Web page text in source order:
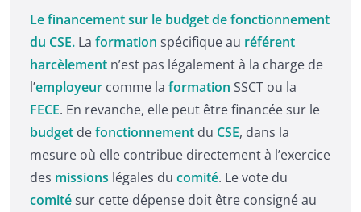
Le financement sur le budget de fonctionnement
du CSE. La formation spécifique au référent
harcèlement n’est pas légalement à la charge de
l’employeur comme la formation SSCT ou la
FECE. En revanche, elle peut être financée sur le
budget defonctionnement du CSE, dans la
mesure où elle contribue directement à l’exercice
des missions légales du comité. Le vote du
comitésur cette dépense doit être consigné au